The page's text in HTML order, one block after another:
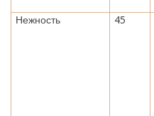
Нежность
45